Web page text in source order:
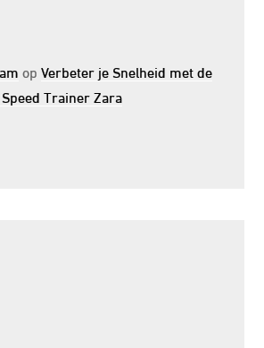
opVerbeter je Snelheid met de
Trainer Zara